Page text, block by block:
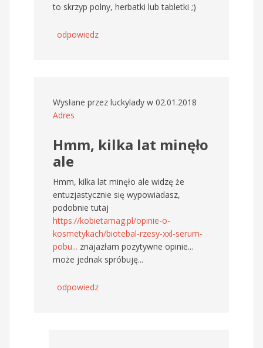
to skrzyp polny, herbatki lub tabletki ;)
odpowiedz
Wysłane przez luckylady w 02.01.2018
Adres
Hmm, kilka lat minęło
ale
Hmm, kilka lat minęło ale widzę że
entuzjastycznie się wypowiadasz,
podobnie tutaj
https://kobietamag.pl/opinie-o-
kosmetykach/biotebal-rzesy-xxl-serum-
pobu... znajazłam pozytywne opinie...
może jednak spróbuję...
odpowiedz